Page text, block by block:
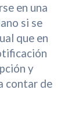
en una
si se
que en
y
contar de